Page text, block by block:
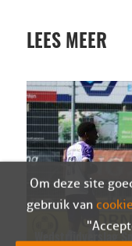
LEES MEER
Wedstrijdverslag
Om deze site
gebruik van